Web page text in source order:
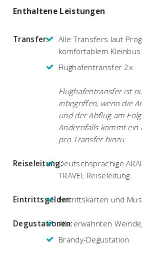
Enthaltene Leistungen
Transfer:
Alle Transfers laut
komfortablem Kleinbus
Flughafentransfer 2x
Flughafentransfer ist
inbegriffen, wenn die
und der Abflug am
Andernfalls kommt ein
pro Transfer hinzu.
Reiseleitung:Deutschsprachige
TRAVEL Reiseleitung
Eintrittsgelder:Eintrittskarten und
Degustationen:Alle erwähnten
Brandy-Degustation